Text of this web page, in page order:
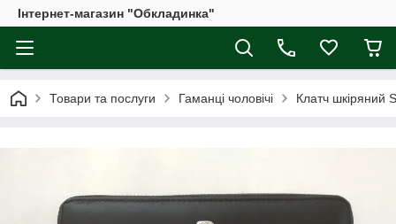
Інтернет-магазин "Обкладинка"
Товари та послуги Гаманці чоловічі Клатч шкіряний